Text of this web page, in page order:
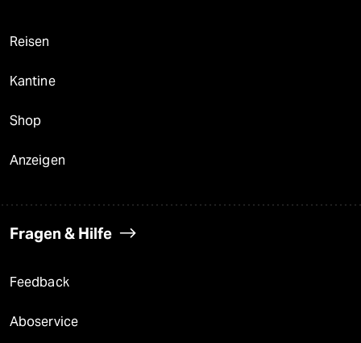
Reisen
Kantine
Shop
Anzeigen
Fragen & Hilfe
Feedback
Aboservice